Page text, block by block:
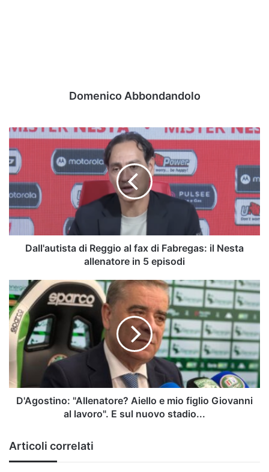
Domenico Abbondandolo
Dall'autista
di
Reggio
al
fax
di
Fabregas:
il
Nesta
allenatore
episodi
Dall'autista di Reggio al fax di Fabregas: il Nesta
allenatore in 5 episodi
D'Agostino:
"Allenatore?
Aiello
e
mio
figlio
Giovanni
lavoro".
D'Agostino: "Allenatore? Aiello e mio figlio Giovanni
al lavoro". E sul nuovo stadio...
Articoli correlati